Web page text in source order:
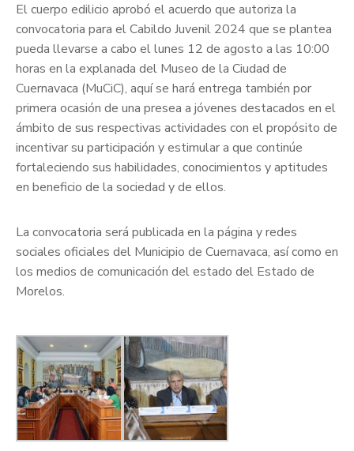
El cuerpo edilicio aprobó el acuerdo que autoriza la
convocatoria para el Cabildo Juvenil 2024 que se plantea
pueda llevarse a cabo el lunes 12 de agosto a las 10:00
horas en la explanada del Museo de la Ciudad de
Cuernavaca (MuCiC), aquí se hará entrega también por
primera ocasión de una presea a jóvenes destacados en el
ámbito de sus respectivas actividades con el propósito de
incentivar su participación y estimular a que continúe
fortaleciendo sus habilidades, conocimientos y aptitudes
en beneficio de la sociedad y de ellos.
La convocatoria será publicada en la página y redes
sociales oficiales del Municipio de Cuernavaca, así como en
los medios de comunicación del estado del Estado de
Morelos.